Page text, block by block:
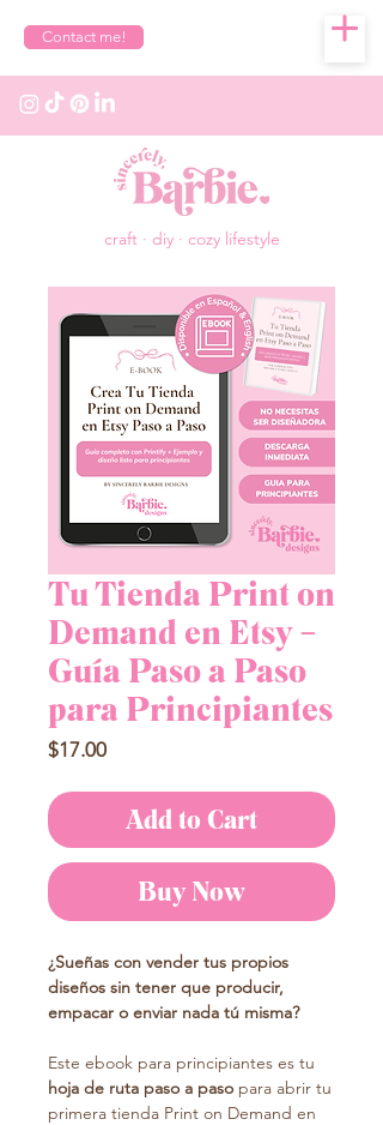
Contact me!
craft · diy · cozy lifestyle
Tu Tienda Print on
Demand en Etsy –
Guía Paso a Paso
para Principiantes
$17.00Price
Add to Cart
Buy Now
¿Sueñas con vender tus propios
diseños sin tener que producir,
empacar o enviar nada tú misma?
Este ebook para principiantes es tu
hoja de ruta paso a paso para abrir tu
primera tienda Print on Demand en